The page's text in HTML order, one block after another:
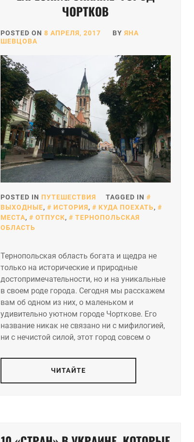
ЧОРТКОВ
POSTED ON 8 АПРЕЛЯ, 2017 BY ЯНА
ШЕВЦОВА
POSTED IN ПУТЕШЕСТВИЯ
TAGGED IN
ВЫХОДНЫЕ, ИСТОРИЯ, КУДА ПОЕХАТЬ,
МЕСТА, ОТПУСК,
ТЕРНОПОЛЬСКАЯ
ОБЛАСТЬ
Тернопольская область богата и щедра не
только на исторические и природные
достопримечательности, но и на уникальные
в своем роде города. Сегодня мы расскажем
вам об одном из них, о маленьком и
удивительно уютном городе Чорткове. Его
название никак не связано ни с мифилогией,
ни с нечистой силой, этот город совсем о
ЧИТАЙТЕ